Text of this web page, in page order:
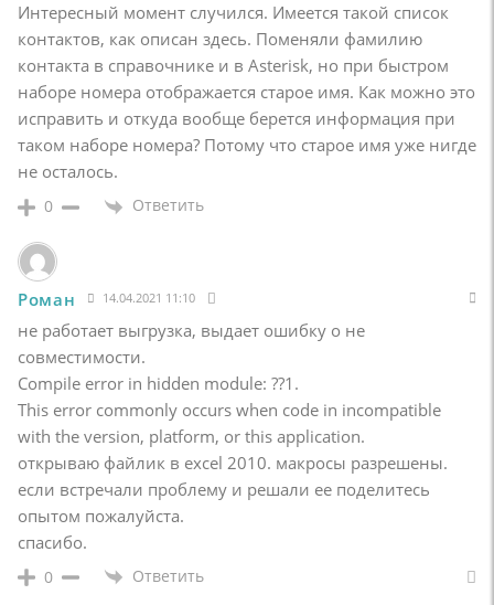
Интересный момент случился. Имеется такой список
контактов, как описан здесь. Поменяли фамилию
контакта в справочнике и в Asterisk, но при быстром
наборе номера отображается старое имя. Как можно это
исправить и откуда вообще берется информация при
таком наборе номера? Потому что старое имя уже нигде
не осталось.
0 Ответить
Роман 14.04.2021 11:10
не работает выгрузка, выдает ошибку о не
совместимости.
Compile error in hidden module: ??1.
This error commonly occurs when code in incompatible
with the version, platform, or this application.
открываю файлик в excel 2010. макросы разрешены.
если встречали проблему и решали ее поделитесь
опытом пожалуйста.
спасибо.
0 Ответить